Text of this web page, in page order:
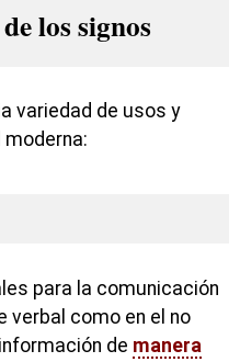
los signos
variedad de usos y
para la comunicación
verbal como en el no
de manera